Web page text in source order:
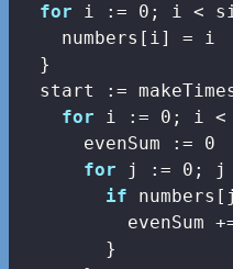
for i := 0 ; i <
    numbers[i] = i
  }
start :=
for i := 0 ; i <
      evenSum :=
0
for j := 0 ; j
if
evenSum
        }